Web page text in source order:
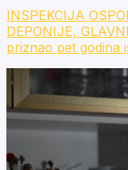
INSPEKCIJA
DEPONIJE,
priznao pet godina